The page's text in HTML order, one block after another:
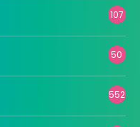
107
50
552